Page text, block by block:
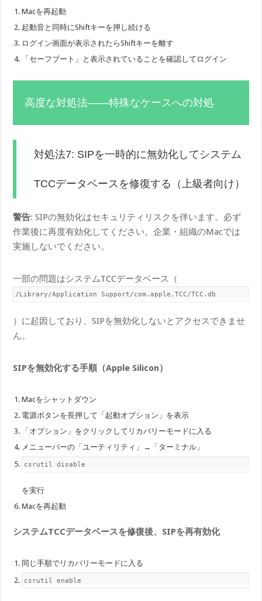
Macを再起動
起動音と同時にShiftキーを押し続ける
ログイン画面が表示されたらShiftキーを離す
「セーフブート」と表示されていることを確認してログイン
高度な対処法——特殊なケースへの対処
対処法7: SIPを一時的に無効化してシステム
TCCデータベースを修復する（上級者向け）
警告: SIPの無効化はセキュリティリスクを伴います。必ず
作業後に再度有効化してください。企業・組織のMacでは
実施しないでください。
一部の問題はシステムTCCデータベース（
/Library/Application Support/com.apple.TCC/TCC.db
）に起因しており、SIPを無効化しないとアクセスできませ
ん。
SIPを無効化する手順（Apple Silicon）
Macをシャットダウン
電源ボタンを長押して「起動オプション」を表示
「オプション」をクリックしてリカバリーモードに入る
メニューバーの「ユーティリティ」→「ターミナル」
csrutil disable
を実行
Macを再起動
システムTCCデータベースを修復後、SIPを再有効化
同じ手順でリカバリーモードに入る
csrutil enable